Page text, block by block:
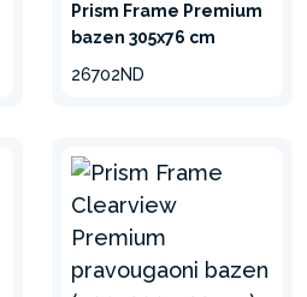
Prism Frame Premium
bazen 305x76 cm
26702ND